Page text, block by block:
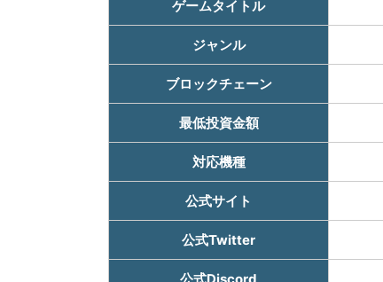
ゲームタイトル
ジャンル
ブロックチェーン
最低投資金額
対応機種
公式サイト
公式Twitter